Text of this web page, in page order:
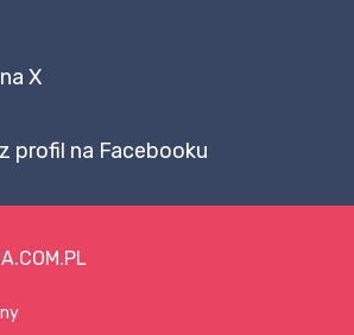
X
profil na Facebooku